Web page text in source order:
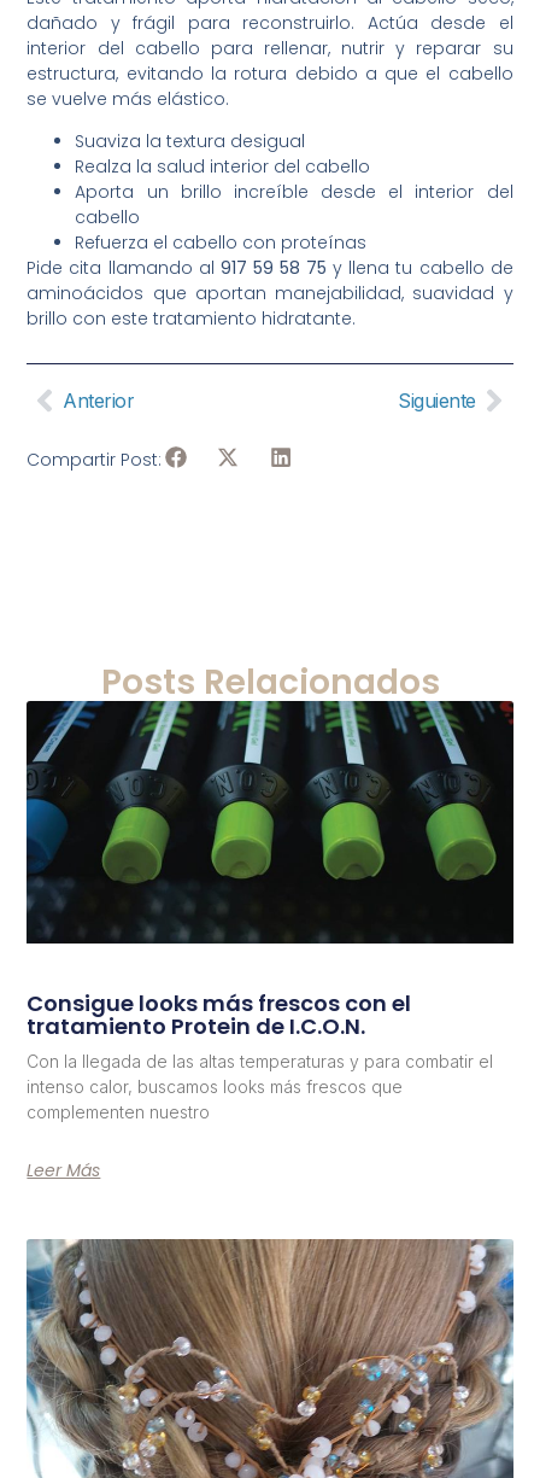
dañado y frágil para reconstruirlo. Actúa desde el
interior del cabello para rellenar, nutrir y reparar su
estructura, evitando la rotura debido a que el cabello
se vuelve más elástico.
Suaviza la textura desigual
Realza la salud interior del cabello
Aporta un brillo increíble desde el interior del
cabello
Refuerza el cabello con proteínas
Pide cita llamando al 917 59 58 75y llena tu cabello de
aminoácidos que aportan manejabilidad, suavidad y
brillo con este tratamiento hidratante.
Anterior Siguiente
Compartir Post:
Posts Relacionados
Consigue looks más frescos con el
tratamiento Protein de I.C.O.N.
Con la llegada de las altas temperaturas y para combatir el
intenso calor, buscamos looks más frescos que
complementen nuestro
Leer Más